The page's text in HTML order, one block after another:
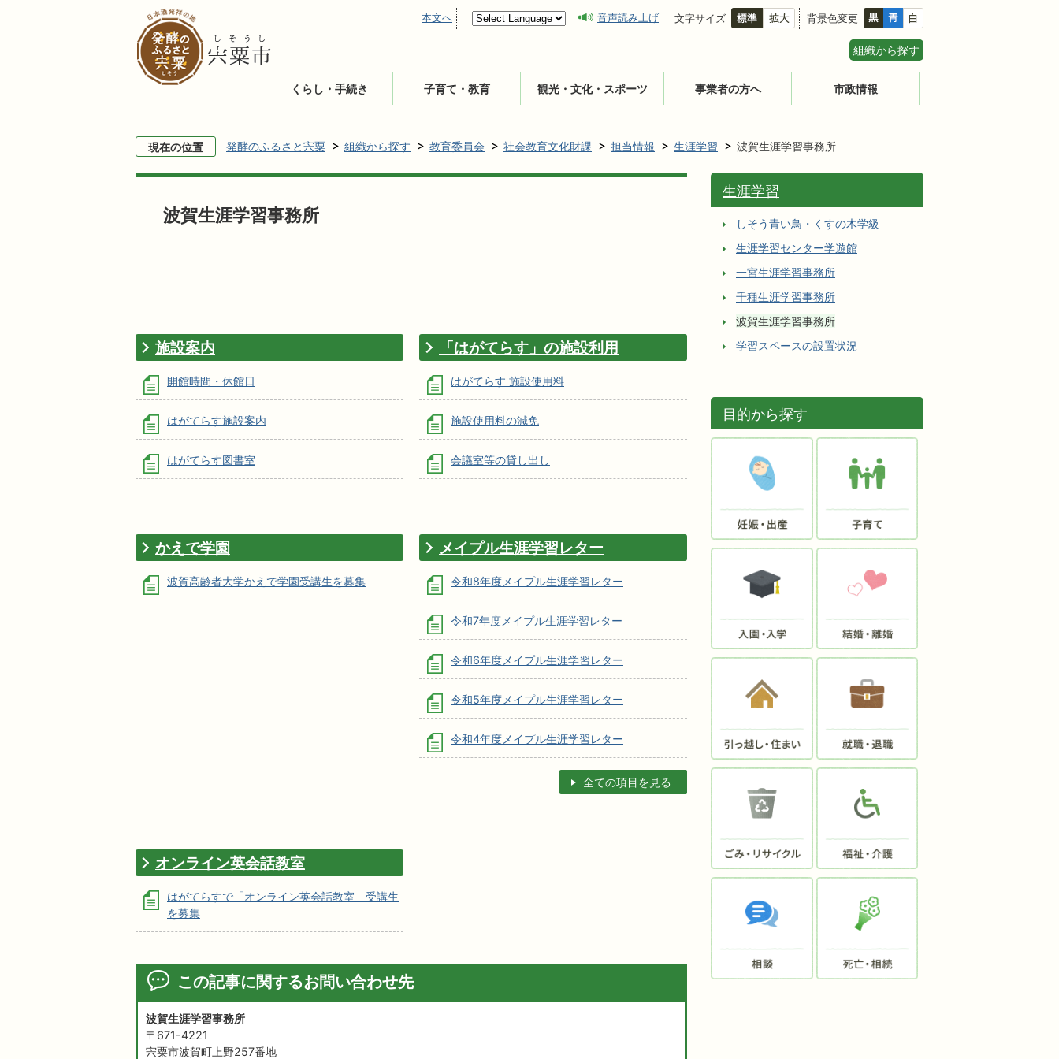
本文へ 音声読み上げ 文字サイズ 背景色変更
組織から探す
くらし・手続き 子育て・教育 観光・文化・スポーツ 事業者の方へ 市政情報
現在の位置 発酵のふるさと宍粟 組織から探す 教育委員会 社会教育文化財課 担当情報 生涯学習 波賀生涯学習事務所
波賀生涯学習事務所
施設案内
開館時間・休館日
はがてらす施設案内
はがてらす図書室
「はがてらす」の施設利用
はがてらす 施設使用料
施設使用料の減免
会議室等の貸し出し
かえで学園
波賀高齢者大学かえで学園受講生を募集
メイプル生涯学習レター
令和8年度メイプル生涯学習レター
令和7年度メイプル生涯学習レター
令和6年度メイプル生涯学習レター
令和5年度メイプル生涯学習レター
令和4年度メイプル生涯学習レター
全ての項目を見る
オンライン英会話教室
はがてらすで「オンライン英会話教室」受講生
を募集
この記事に関するお問い合わせ先
波賀生涯学習事務所
〒671-4221
宍粟市波賀町上野257番地​​​​​​​​​​​​​​
生涯学習
しそう青い鳥・くすの木学級
生涯学習センター学遊館
一宮生涯学習事務所
千種生涯学習事務所
波賀生涯学習事務所
学習スペースの設置状況
目的から探す